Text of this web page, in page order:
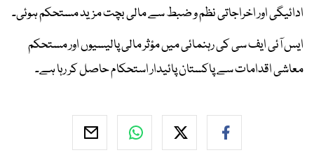
ادائیگی اور اخراجاتی نظم و ضبط سے مالی بچت مزید مستحکم ہوئی۔
ایس آئی ایف سی کی رہنمائی میں مؤثر مالی پالیسیوں اور مستحکم
معاشی اقدامات سے پاکستان پائیدار استحکام حاصل کر رہا ہے۔